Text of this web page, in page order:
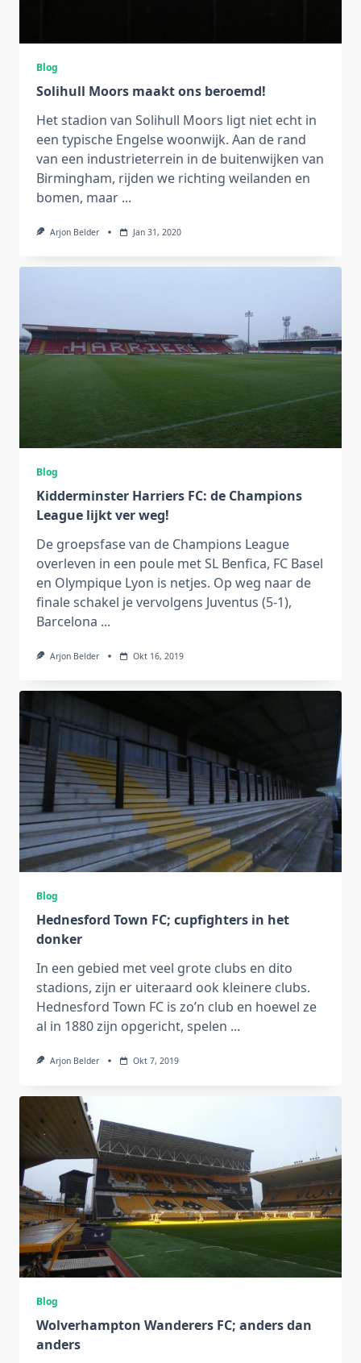
Blog
Solihull Moors maakt ons beroemd!
Het stadion van Solihull Moors ligt niet echt in
een typische Engelse woonwijk. Aan de rand
van een industrieterrein in de buitenwijken van
Birmingham, rijden we richting weilanden en
bomen, maar ...
Arjon Belder Jan 31, 2020
Blog
Kidderminster Harriers FC: de Champions
League lijkt ver weg!
De groepsfase van de Champions League
overleven in een poule met SL Benfica, FC Basel
en Olympique Lyon is netjes. Op weg naar de
finale schakel je vervolgens Juventus (5-1),
Barcelona ...
Arjon Belder Okt 16, 2019
Blog
Hednesford Town FC; cupfighters in het
donker
In een gebied met veel grote clubs en dito
stadions, zijn er uiteraard ook kleinere clubs.
Hednesford Town FC is zo’n club en hoewel ze
al in 1880 zijn opgericht, spelen ...
Arjon Belder Okt 7, 2019
Blog
Wolverhampton Wanderers FC; anders dan
anders